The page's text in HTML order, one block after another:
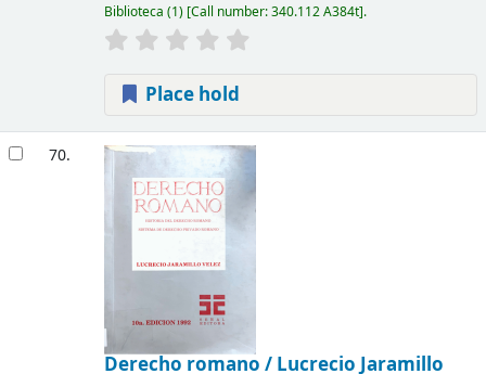
Biblioteca (1) Call number:340.112 A384t .
Place hold
70.
Derecho romano / Lucrecio Jaramillo